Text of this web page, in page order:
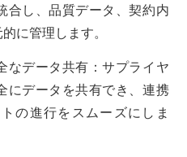
合し、品質データ、契約内
に管理します。
なデータ共有：サプライヤ
にデータを共有でき、連携
の進行をスムーズにしま